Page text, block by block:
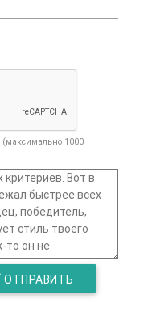
(максимально 1000
ОТПРАВИТЬ